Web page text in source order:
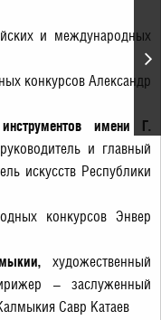
и международных
конкурсов Александр
имени Г.
и главный
искусств Республики
конкурсов Энвер
художественный
– заслуженный
Савр Катаев